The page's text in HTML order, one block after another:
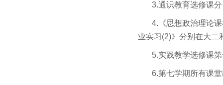
3.通识教育选修课
4. 《思想政治理论
业实习(2)》分别在大二
5.实践教学选修课
6.第七学期所有课